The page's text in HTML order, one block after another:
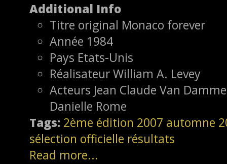
Additional Info
Titre original Monaco forever
Année 1984
Pays Etats-Unis
RéalisateurWilliam A. Levey
Acteurs Jean Claude Van
Danielle Rome
Tags: 2ème édition 2007 automne
sélection officielle résultats
Read more...